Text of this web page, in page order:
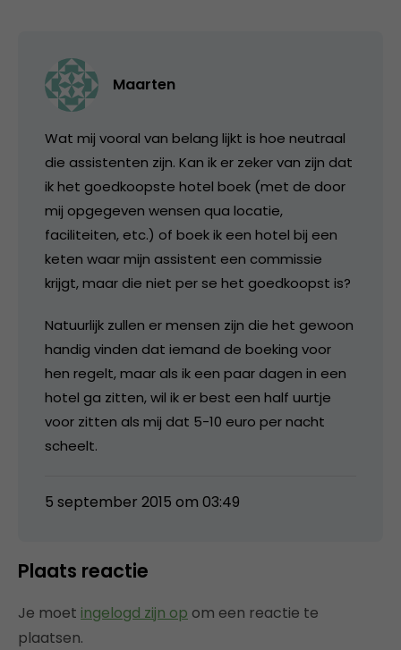
Maarten
Wat mij vooral van belang lijkt is hoe neutraal
die assistenten zijn. Kan ik er zeker van zijn dat
ik het goedkoopste hotel boek (met de door
mij opgegeven wensen qua locatie,
faciliteiten, etc.) of boek ik een hotel bij een
keten waar mijn assistent een commissie
krijgt, maar die niet per se het goedkoopst is?
Natuurlijk zullen er mensen zijn die het gewoon
handig vinden dat iemand de boeking voor
hen regelt, maar als ik een paar dagen in een
hotel ga zitten, wil ik er best een half uurtje
voor zitten als mij dat 5-10 euro per nacht
scheelt.
5 september 2015 om 03:49
Plaats reactie
Je moet ingelogd zijn op om een reactie te
plaatsen.